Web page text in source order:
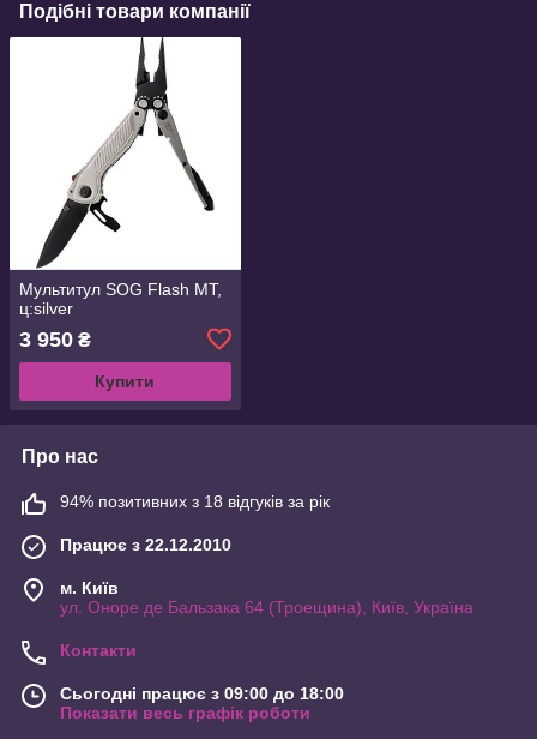
Подібні товари компанії
Мультитул SOG Flash MT,
ц:silver
3 950 ₴
Купити
Про нас
94% позитивних з 18 відгуків за рік
Працює з 22.12.2010
м. Київ
ул. Оноре де Бальзака 64 (Троещина), Київ, Україна
Контакти
Сьогодні працює з 09:00 до 18:00
Показати весь графік роботи